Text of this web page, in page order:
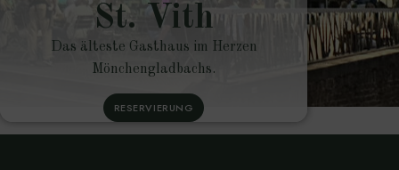
St. Vith
Das älteste Gasthaus im Herzen
Mönchengladbachs.
RESERVIERUNG